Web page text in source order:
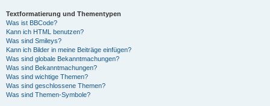
Textformatierung und Thementypen
Was ist BBCode?
Kann ich HTML benutzen?
Was sind Smileys?
Kann ich Bilder in meine Beiträge einfügen?
Was sind globale Bekanntmachungen?
Was sind Bekanntmachungen?
Was sind wichtige Themen?
Was sind geschlossene Themen?
Was sind Themen-Symbole?